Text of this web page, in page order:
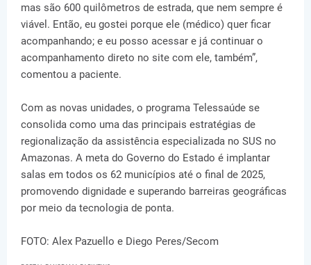
mas são 600 quilômetros de estrada, que nem sempre é
viável. Então, eu gostei porque ele (médico) quer ficar
acompanhando; e eu posso acessar e já continuar o
acompanhamento direto no site com ele, também”,
comentou a paciente.
Com as novas unidades, o programa Telessaúde se
consolida como uma das principais estratégias de
regionalização da assistência especializada no SUS no
Amazonas. A meta do Governo do Estado é implantar
salas em todos os 62 municípios até o final de 2025,
promovendo dignidade e superando barreiras geográficas
por meio da tecnologia de ponta.
FOTO: Alex Pazuello e Diego Peres/Secom